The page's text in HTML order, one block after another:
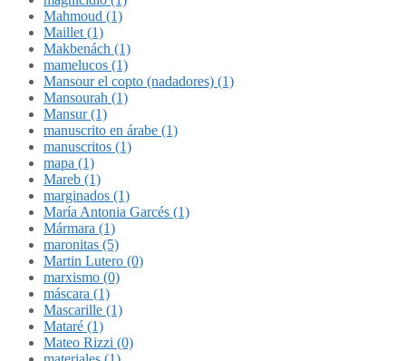
Mahmoud (1)
Maillet (1)
Makbenách (1)
mamelucos (1)
Mansour el copto (nadadores) (1)
Mansourah (1)
Mansur (1)
manuscrito en árabe (1)
manuscritos (1)
mapa (1)
Mareb (1)
marginados (1)
María Antonia Garcés (1)
Mármara (1)
maronitas (5)
Martin Lutero (0)
marxismo (0)
máscara (1)
Mascarille (1)
Mataré (1)
Mateo Rizzi (0)